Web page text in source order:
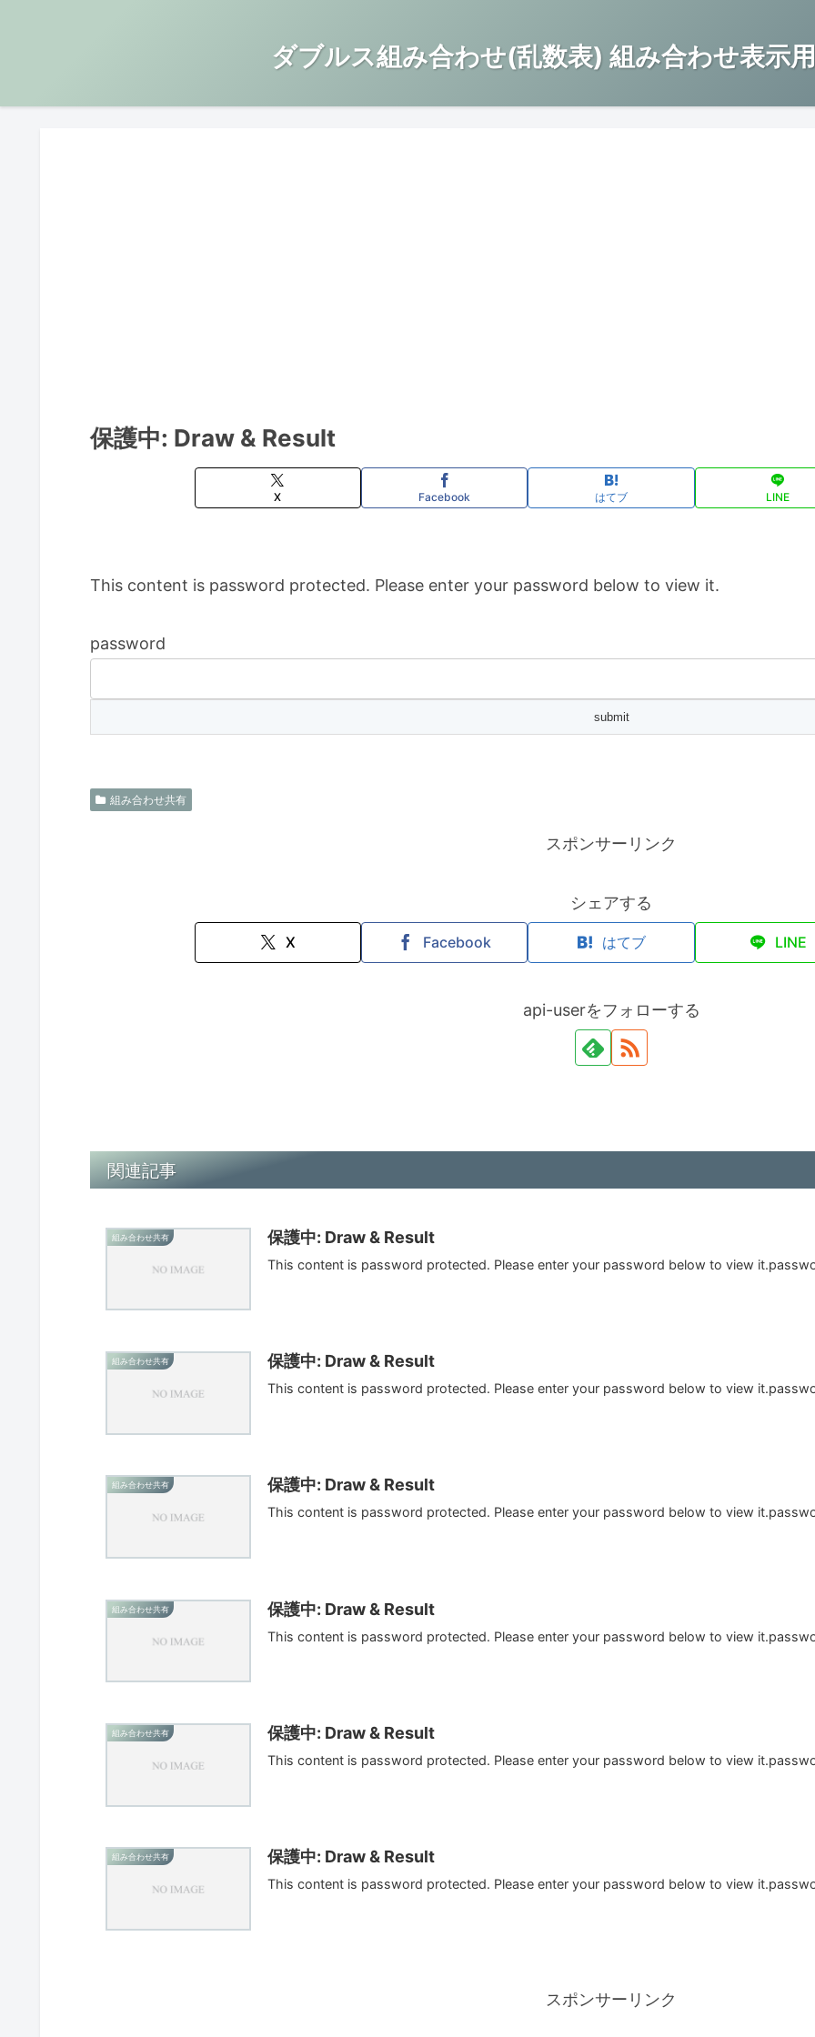
ダブルス組み合わせ(乱数表) 組み合わせ表示
保護中: Draw & Result
X Facebook はてブ LINE
This content is password protected. Please enter your password below to view it.
password
組み合わせ共有
スポンサーリンク
シェアする
X Facebook はてブ LINE
api-userをフォローする
関連記事
組み合わせ共有 保護中: Draw & Result
This content is password protected. Please enter your password below to view
組み合わせ共有 保護中: Draw & Result
This content is password protected. Please enter your password below to view
組み合わせ共有 保護中: Draw & Result
This content is password protected. Please enter your password below to view
組み合わせ共有 保護中: Draw & Result
This content is password protected. Please enter your password below to view
組み合わせ共有 保護中: Draw & Result
This content is password protected. Please enter your password below to view
組み合わせ共有 保護中: Draw & Result
This content is password protected. Please enter your password below to view
スポンサーリンク